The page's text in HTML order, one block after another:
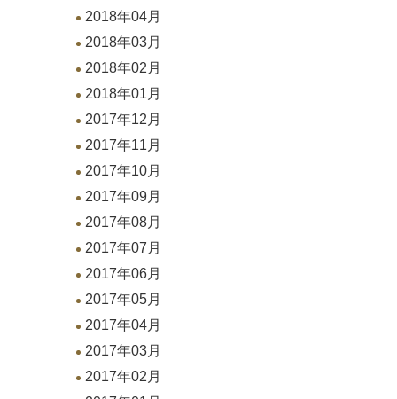
2018年04月
2018年03月
2018年02月
2018年01月
2017年12月
2017年11月
2017年10月
2017年09月
2017年08月
2017年07月
2017年06月
2017年05月
2017年04月
2017年03月
2017年02月